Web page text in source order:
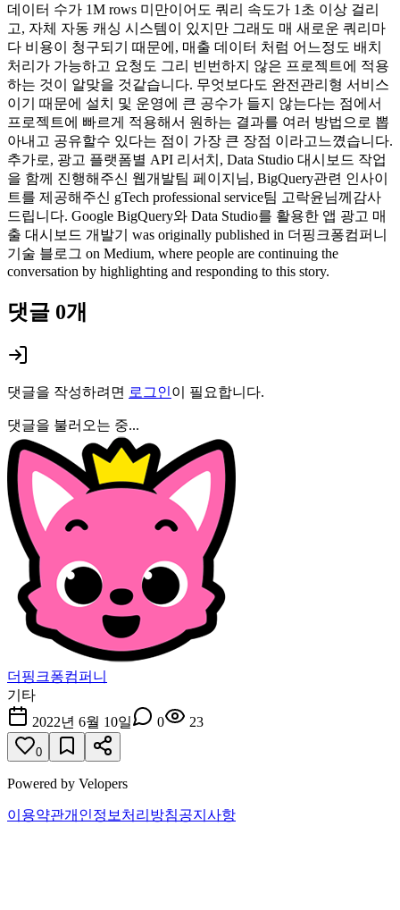
데이터 수가 1M rows 미만이어도 쿼리 속도가 1초 이상 걸리
고, 자체 자동 캐싱 시스템이 있지만 그래도 매 새로운 쿼리마
다 비용이 청구되기 때문에, 매출 데이터 처럼 어느정도 배치
처리가 가능하고 요청도 그리 빈번하지 않은 프로젝트에 적용
하는 것이 알맞을 것같습니다. 무엇보다도 완전관리형 서비스
이기 때문에 설치 및 운영에 큰 공수가 들지 않는다는 점에서
프로젝트에 빠르게 적용해서 원하는 결과를 여러 방법으로 뽑
아내고 공유할수 있다는 점이 가장 큰 장점 이라고느꼈습니다.
추가로, 광고 플랫폼별 API 리서치, Data Studio 대시보드 작업
을 함께 진행해주신 웹개발팀 페이지님, BigQuery관련 인사이
트를 제공해주신 gTech professional service팀 고락윤님께감사
드립니다. Google BigQuery와 Data Studio를 활용한 앱 광고 매
출 대시보드 개발기 was originally published in 더핑크퐁컴퍼니
기술 블로그 on Medium, where people are continuing the
conversation by highlighting and responding to this story.
댓글 0개
댓글을 작성하려면 로그인이 필요합니다.
댓글을 불러오는 중...
더핑크퐁컴퍼니
기타
2022년 6월 10일
0 23
0
Powered by Velopers
이용약관개인정보처리방침공지사항